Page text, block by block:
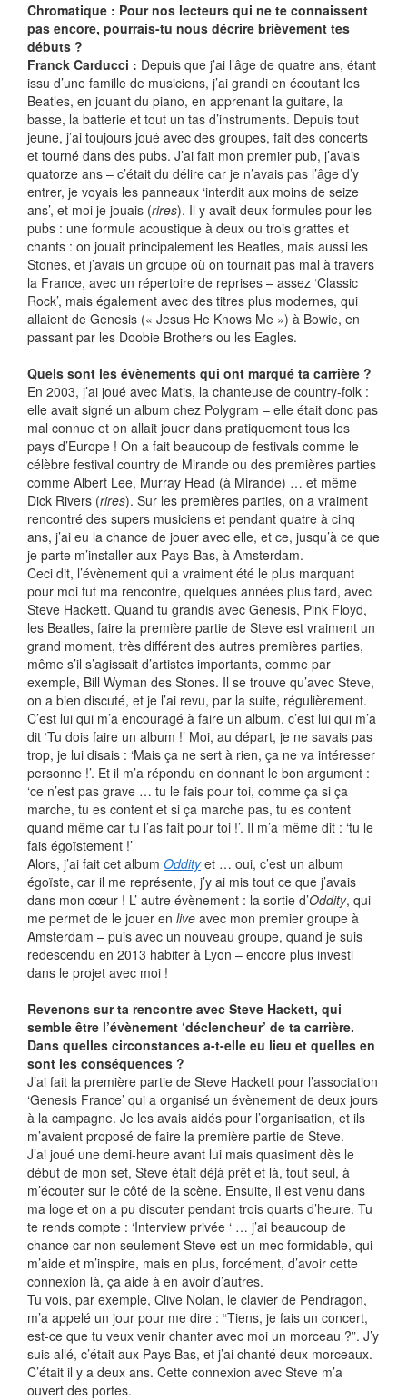
Chromatique : Pour nos lecteurs qui ne te connaissent
pas encore, pourrais-tu nous décrire brièvement tes
débuts ?
Franck Carducci : Depuis que j’ai l’âge de quatre ans, étant
issu d’une famille de musiciens, j’ai grandi en écoutant les
Beatles, en jouant du piano, en apprenant la guitare, la
basse, la batterie et tout un tas d’instruments. Depuis tout
jeune, j’ai toujours joué avec des groupes, fait des concerts
et tourné dans des pubs. J’ai fait mon premier pub, j’avais
quatorze ans – c’était du délire car je n’avais pas l’âge d’y
entrer, je voyais les panneaux ‘interdit aux moins de seize
ans’, et moi je jouais (rires). Il y avait deux formules pour les
pubs : une formule acoustique à deux ou trois grattes et
chants : on jouait principalement les Beatles, mais aussi les
Stones, et j’avais un groupe où on tournait pas mal à travers
la France, avec un répertoire de reprises – assez ‘Classic
Rock’, mais également avec des titres plus modernes, qui
allaient de Genesis (« Jesus He Knows Me ») à Bowie, en
passant par les Doobie Brothers ou les Eagles.
Quels sont les évènements qui ont marqué ta carrière ?
En 2003, j’ai joué avec Matis, la chanteuse de country-folk :
elle avait signé un album chez Polygram – elle était donc pas
mal connue et on allait jouer dans pratiquement tous les
pays d’Europe ! On a fait beaucoup de festivals comme le
célèbre festival country de Mirande ou des premières parties
comme Albert Lee, Murray Head (à Mirande) … et même
Dick Rivers (rires). Sur les premières parties, on a vraiment
rencontré des supers musiciens et pendant quatre à cinq
ans, j’ai eu la chance de jouer avec elle, et ce, jusqu’à ce que
je parte m’installer aux Pays-Bas, à Amsterdam.
Ceci dit, l’évènement qui a vraiment été le plus marquant
pour moi fut ma rencontre, quelques années plus tard, avec
Steve Hackett. Quand tu grandis avec Genesis, Pink Floyd,
les Beatles, faire la première partie de Steve est vraiment un
grand moment, très différent des autres premières parties,
même s’il s’agissait d’artistes importants, comme par
exemple, Bill Wyman des Stones. Il se trouve qu’avec Steve,
on a bien discuté, et je l’ai revu, par la suite, régulièrement.
C’est lui qui m’a encouragé à faire un album, c’est lui qui m’a
dit ‘Tu dois faire un album !’ Moi, au départ, je ne savais pas
trop, je lui disais : ‘Mais ça ne sert à rien, ça ne va intéresser
personne !’. Et il m’a répondu en donnant le bon argument :
‘ce n’est pas grave … tu le fais pour toi, comme ça si ça
marche, tu es content et si ça marche pas, tu es content
quand même car tu l’as fait pour toi !’. Il m’a même dit : ‘tu le
fais égoïstement !’
Alors, j’ai fait cet album Oddityet … oui, c’est un album
égoïste, car il me représente, j’y ai mis tout ce que j’avais
dans mon cœur ! L’ autre évènement : la sortie d’Oddity, qui
me permet de le jouer en live avec mon premier groupe à
Amsterdam – puis avec un nouveau groupe, quand je suis
redescendu en 2013 habiter à Lyon – encore plus investi
dans le projet avec moi !
Revenons sur ta rencontre avec Steve Hackett, qui
semble être l’évènement ‘déclencheur’ de ta carrière.
Dans quelles circonstances a-t-elle eu lieu et quelles en
sont les conséquences ?
J’ai fait la première partie de Steve Hackett pour l’association
‘Genesis France’ qui a organisé un évènement de deux jours
à la campagne. Je les avais aidés pour l’organisation, et ils
m’avaient proposé de faire la première partie de Steve.
J’ai joué une demi-heure avant lui mais quasiment dès le
début de mon set, Steve était déjà prêt et là, tout seul, à
m’écouter sur le côté de la scène. Ensuite, il est venu dans
ma loge et on a pu discuter pendant trois quarts d’heure. Tu
te rends compte : ‘Interview privée ‘ … j’ai beaucoup de
chance car non seulement Steve est un mec formidable, qui
m’aide et m’inspire, mais en plus, forcément, d’avoir cette
connexion là, ça aide à en avoir d’autres.
Tu vois, par exemple, Clive Nolan, le clavier de Pendragon,
m’a appelé un jour pour me dire : “Tiens, je fais un concert,
est-ce que tu veux venir chanter avec moi un morceau ?”. J’y
suis allé, c’était aux Pays Bas, et j’ai chanté deux morceaux.
C’était il y a deux ans. Cette connexion avec Steve m’a
ouvert des portes.